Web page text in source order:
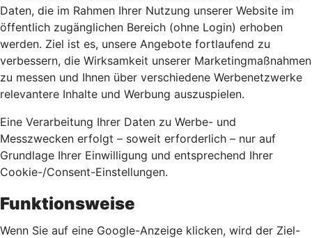
Daten, die im Rahmen Ihrer Nutzung unserer Website im
öffentlich zugänglichen Bereich (ohne Login) erhoben
werden. Ziel ist es, unsere Angebote fortlaufend zu
verbessern, die Wirksamkeit unserer Marketingmaßnahmen
zu messen und Ihnen über verschiedene Werbenetzwerke
relevantere Inhalte und Werbung auszuspielen.
Eine Verarbeitung Ihrer Daten zu Werbe- und
Messzwecken erfolgt – soweit erforderlich – nur auf
Grundlage Ihrer Einwilligung und entsprechend Ihrer
Cookie-/Consent-Einstellungen.
Funktionsweise
Wenn Sie auf eine Google-Anzeige klicken, wird der Ziel-